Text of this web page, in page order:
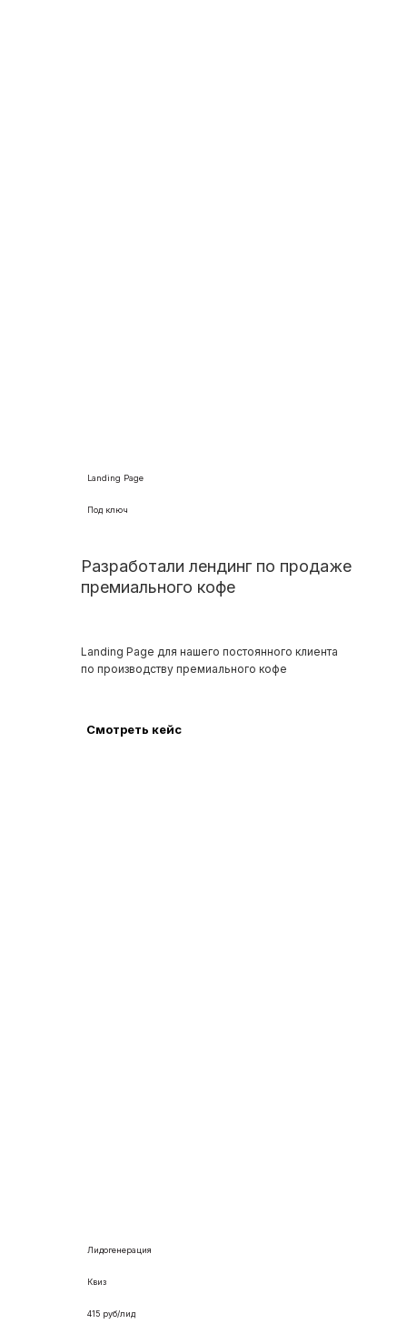
Landing Page
Под ключ
Разработали лендинг по продаже
премиального кофе
Landing Page для нашего постоянного клиента
по производству премиального кофе
Смотреть кейс
Лидогенерация
Квиз
415 руб/лид